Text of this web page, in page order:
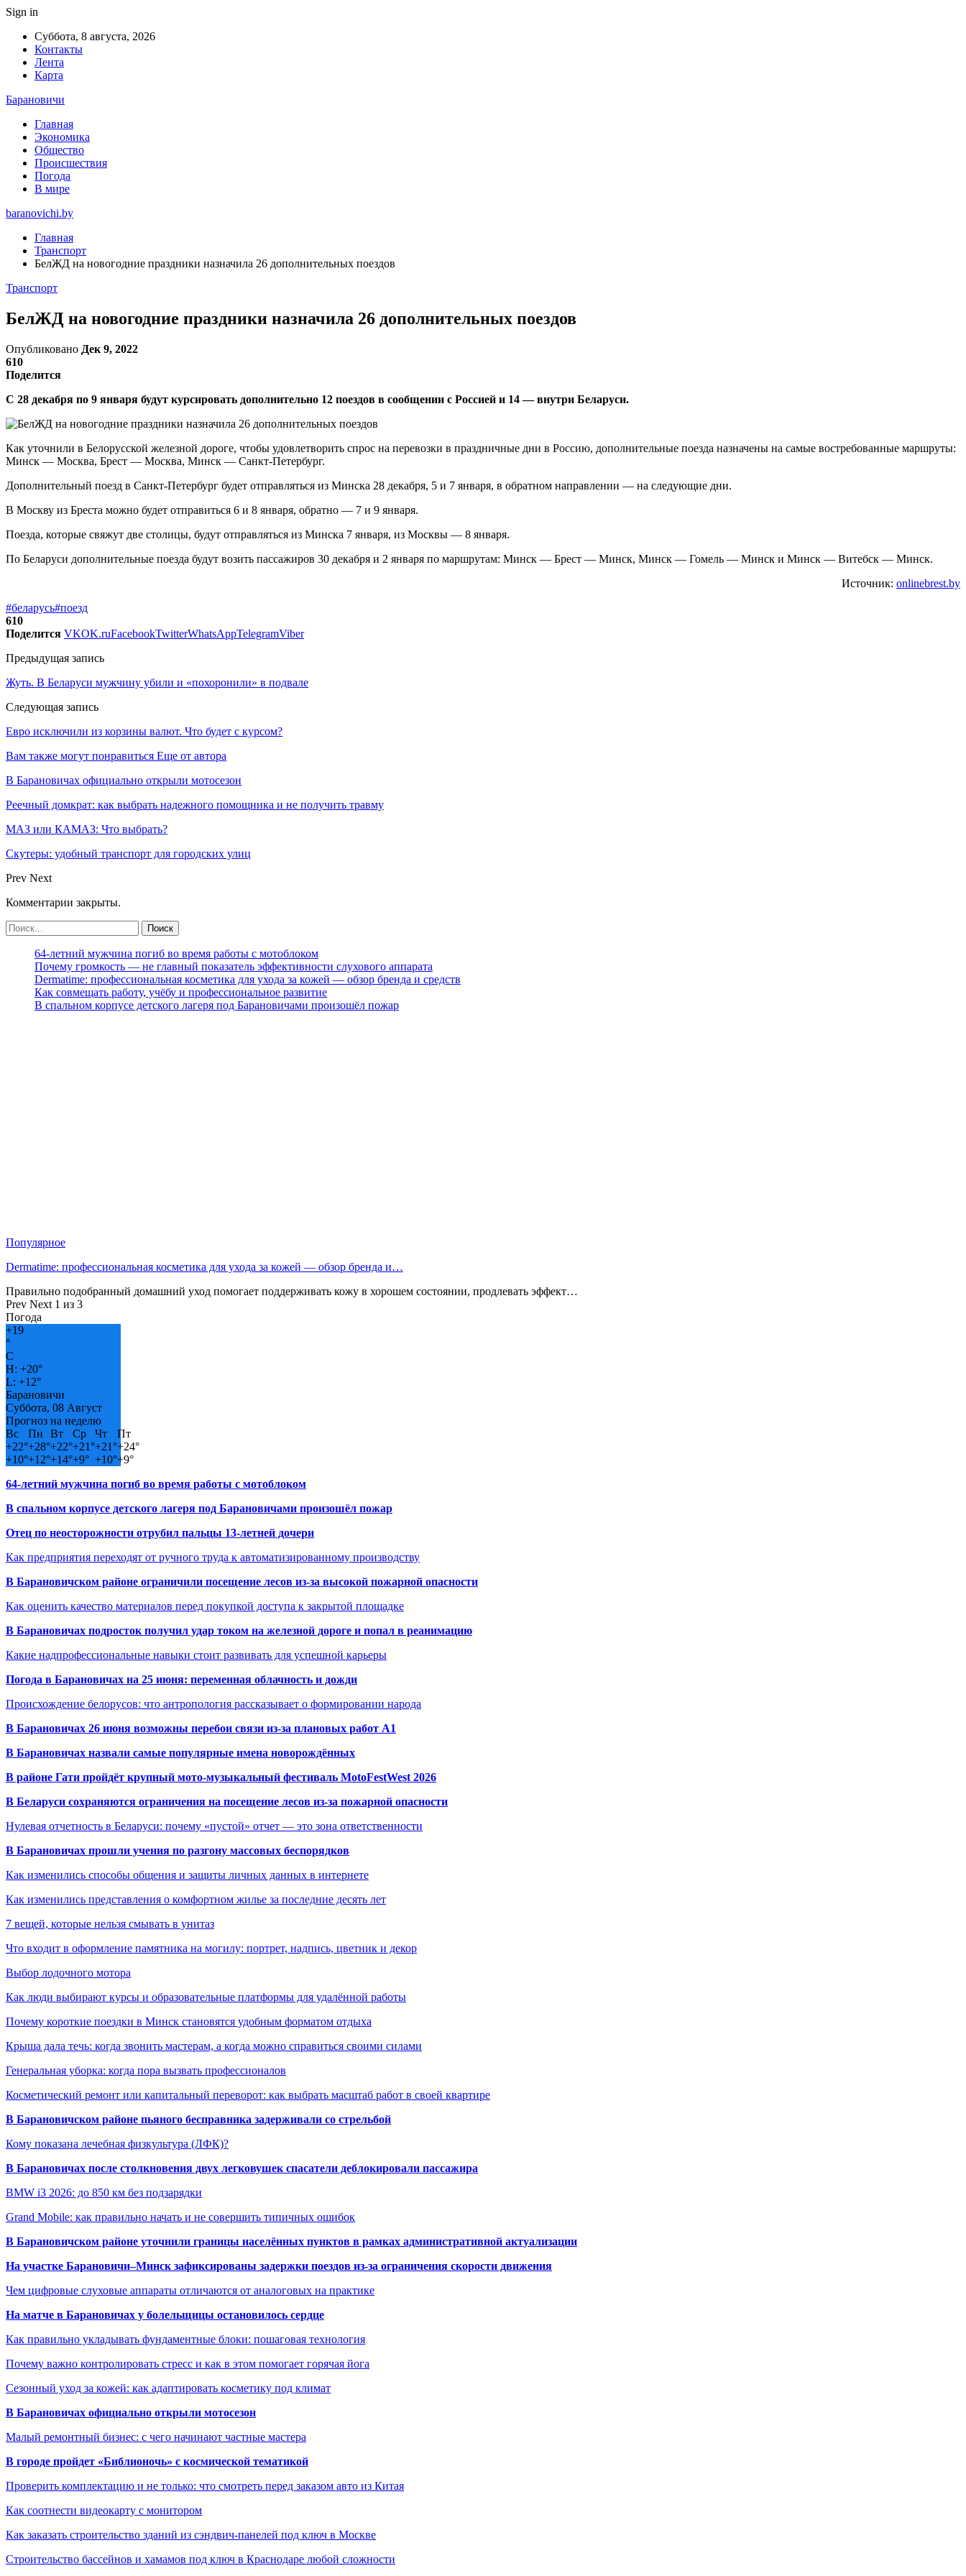
Sign in
Суббота, 8 августа, 2026
Контакты
Лента
Карта
Барановичи
Главная
Экономика
Общество
Происшествия
Погода
В мире
baranovichi.by
Главная
Транспорт
БелЖД на новогодние праздники назначила 26 дополнительных поездов
Транспорт
БелЖД на новогодние праздники назначила 26 дополнительных поездов
Опубликовано Дек 9, 2022
610
Поделится
С 28 декабря по 9 января будут курсировать дополнительно 12 поездов в сообщении с Россией и 14 — внутри Беларуси.
Как уточнили в Белорусской железной дороге, чтобы удовлетворить спрос на перевозки в праздничные дни в Россию, дополнительные поезда назначены на самые востребованные маршруты:
Минск — Москва, Брест — Москва, Минск — Санкт-Петербург.
Дополнительный поезд в Санкт-Петербург будет отправляться из Минска 28 декабря, 5 и 7 января, в обратном направлении — на следующие дни.
В Москву из Бреста можно будет отправиться 6 и 8 января, обратно — 7 и 9 января.
Поезда, которые свяжут две столицы, будут отправляться из Минска 7 января, из Москвы — 8 января.
По Беларуси дополнительные поезда будут возить пассажиров 30 декабря и 2 января по маршрутам: Минск — Брест — Минск, Минск — Гомель — Минск и Минск — Витебск — Минск.
Источник: onlinebrest.by
#беларусь#поезд
610
Поделится VKOK.ruFacebookTwitterWhatsAppTelegramViber
Предыдущая запись
Жуть. В Беларуси мужчину убили и «похоронили» в подвале
Следующая запись
Евро исключили из корзины валют. Что будет с курсом?
Вам также могут понравиться Еще от автора
В Барановичах официально открыли мотосезон
Реечный домкрат: как выбрать надежного помощника и не получить травму
МАЗ или КАМАЗ: Что выбрать?
Скутеры: удобный транспорт для городских улиц
Prev Next
Комментарии закрыты.
64-летний мужчина погиб во время работы с мотоблоком
Почему громкость — не главный показатель эффективности слухового аппарата
Dermatime: профессиональная косметика для ухода за кожей — обзор бренда и средств
Как совмещать работу, учёбу и профессиональное развитие
В спальном корпусе детского лагеря под Барановичами произошёл пожар
Популярное
Dermatime: профессиональная косметика для ухода за кожей — обзор бренда и…
Правильно подобранный домашний уход помогает поддерживать кожу в хорошем состоянии, продлевать эффект…
Prev Next 1 из 3
Погода
+19
°
C
H: +20°
L: +12°
Барановичи
Суббота, 08 Август
Прогноз на неделю
Вс
Пн Вт Ср Чт
Пт
+22°+28°+22°+21°+21°+24°
+10°+12°+14°+9° +10°+9°
64-летний мужчина погиб во время работы с мотоблоком
В спальном корпусе детского лагеря под Барановичами произошёл пожар
Отец по неосторожности отрубил пальцы 13-летней дочери
Как предприятия переходят от ручного труда к автоматизированному производству
В Барановичском районе ограничили посещение лесов из-за высокой пожарной опасности
Как оценить качество материалов перед покупкой доступа к закрытой площадке
В Барановичах подросток получил удар током на железной дороге и попал в реанимацию
Какие надпрофессиональные навыки стоит развивать для успешной карьеры
Погода в Барановичах на 25 июня: переменная облачность и дожди
Происхождение белорусов: что антропология рассказывает о формировании народа
В Барановичах 26 июня возможны перебои связи из-за плановых работ A1
В Барановичах назвали самые популярные имена новорождённых
В районе Гати пройдёт крупный мото-музыкальный фестиваль MotoFestWest 2026
В Беларуси сохраняются ограничения на посещение лесов из-за пожарной опасности
Нулевая отчетность в Беларуси: почему «пустой» отчет — это зона ответственности
В Барановичах прошли учения по разгону массовых беспорядков
Как изменились способы общения и защиты личных данных в интернете
Как изменились представления о комфортном жилье за последние десять лет
7 вещей, которые нельзя смывать в унитаз
Что входит в оформление памятника на могилу: портрет, надпись, цветник и декор
Выбор лодочного мотора
Как люди выбирают курсы и образовательные платформы для удалённой работы
Почему короткие поездки в Минск становятся удобным форматом отдыха
Крыша дала течь: когда звонить мастерам, а когда можно справиться своими силами
Генеральная уборка: когда пора вызвать профессионалов
Косметический ремонт или капитальный переворот: как выбрать масштаб работ в своей квартире
В Барановичском районе пьяного бесправника задерживали со стрельбой
Кому показана лечебная физкультура (ЛФК)?
В Барановичах после столкновения двух легковушек спасатели деблокировали пассажира
BMW i3 2026: до 850 км без подзарядки
Grand Mobile: как правильно начать и не совершить типичных ошибок
В Барановичском районе уточнили границы населённых пунктов в рамках административной актуализации
На участке Барановичи–Минск зафиксированы задержки поездов из-за ограничения скорости движения
Чем цифровые слуховые аппараты отличаются от аналоговых на практике
На матче в Барановичах у болельщицы остановилось сердце
Как правильно укладывать фундаментные блоки: пошаговая технология
Почему важно контролировать стресс и как в этом помогает горячая йога
Сезонный уход за кожей: как адаптировать косметику под климат
В Барановичах официально открыли мотосезон
Малый ремонтный бизнес: с чего начинают частные мастера
В городе пройдет «Библионочь» с космической тематикой
Проверить комплектацию и не только: что смотреть перед заказом авто из Китая
Как соотнести видеокарту с монитором
Как заказать строительство зданий из сэндвич-панелей под ключ в Москве
Строительство бассейнов и хамамов под ключ в Краснодаре любой сложности